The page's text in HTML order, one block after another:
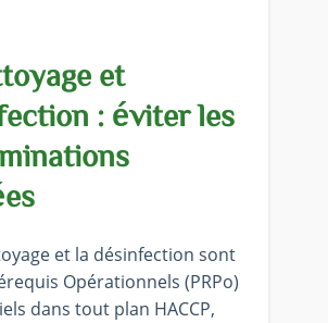
et
: éviter les
et la désinfection sont
Opérationnels (PRPo)
dans tout plan HACCP,